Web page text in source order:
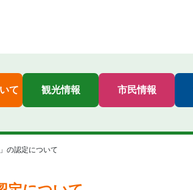
て 観光情報 市民情報
の認定について